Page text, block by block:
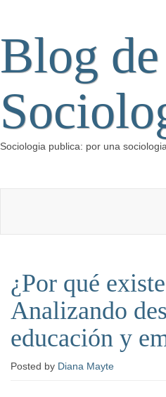
Blog de
Sociologia publica: por una
¿Por qué
Analizando
educación y
Posted by Diana Mayte